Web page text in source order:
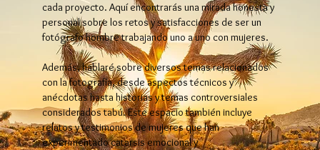
cada proyecto. Aquí encontrarás una mirada honesta y
personal sobre los retos y satisfacciones de ser un
fotógrafo hombre trabajando uno a uno con mujeres.
Además, hablaré sobre diversos temas relacionados
con la fotografía, desde aspectos técnicos y
anécdotas hasta historias y temas controversiales
considerados tabú. Este espacio también incluye
relatos y testimonios de mujeres que han
experimentado catarsis emocional y